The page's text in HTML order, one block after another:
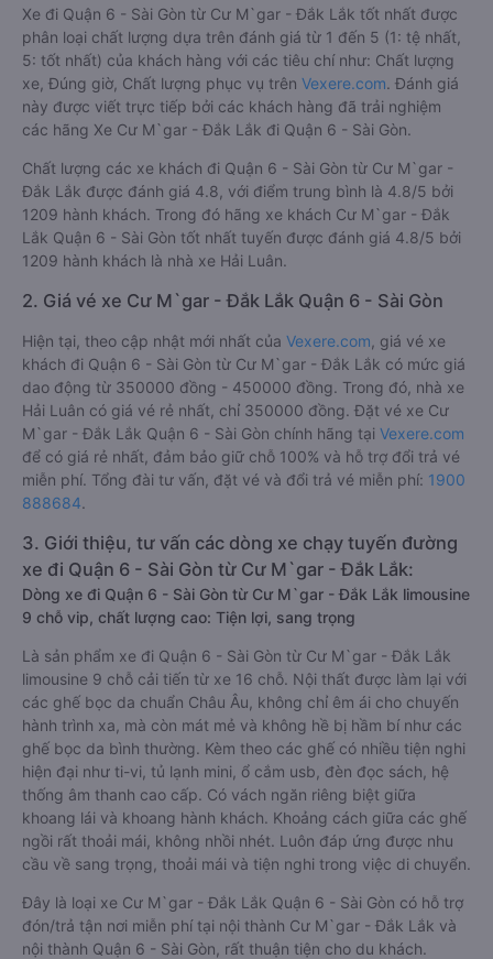
Xe đi Quận 6 - Sài Gòn từ Cư M`gar - Đắk Lắk tốt nhất được
phân loại chất lượng dựa trên đánh giá từ 1 đến 5 (1: tệ nhất,
5: tốt nhất) của khách hàng với các tiêu chí như: Chất lượng
xe, Đúng giờ, Chất lượng phục vụ trên Vexere.com. Đánh giá
này được viết trực tiếp bởi các khách hàng đã trải nghiệm
các hãng Xe Cư M`gar - Đắk Lắk đi Quận 6 - Sài Gòn.
Chất lượng các xe khách đi Quận 6 - Sài Gòn từ Cư M`gar -
Đắk Lắk được đánh giá 4.8, với điểm trung bình là 4.8/5 bởi
1209 hành khách. Trong đó hãng xe khách Cư M`gar - Đắk
Lắk Quận 6 - Sài Gòn tốt nhất tuyến được đánh giá 4.8/5 bởi
1209 hành khách là nhà xe Hải Luân.
2. Giá vé xe Cư M`gar - Đắk Lắk Quận 6 - Sài Gòn
Hiện tại, theo cập nhật mới nhất của Vexere.com , giá vé xe
khách đi Quận 6 - Sài Gòn từ Cư M`gar - Đắk Lắk có mức giá
dao động từ 350000 đồng - 450000 đồng. Trong đó, nhà xe
Hải Luân có giá vé rẻ nhất, chỉ 350000 đồng. Đặt vé xe Cư
M`gar - Đắk Lắk Quận 6 - Sài Gòn chính hãng tại Vexere.com
để có giá rẻ nhất, đảm bảo giữ chỗ 100% và hỗ trợ đổi trả vé
miễn phí. Tổng đài tư vấn, đặt vé và đổi trả vé miễn phí: 1900
888684.
3. Giới thiệu, tư vấn các dòng xe chạy tuyến đường
xe đi Quận 6 - Sài Gòn từ Cư M`gar - Đắk Lắk:
Dòng xe đi Quận 6 - Sài Gòn từ Cư M`gar - Đắk Lắk limousine
9 chỗ vip, chất lượng cao: Tiện lợi, sang trọng
Là sản phẩm xe đi Quận 6 - Sài Gòn từ Cư M`gar - Đắk Lắk
limousine 9 chỗ cải tiến từ xe 16 chỗ. Nội thất được làm lại với
các ghế bọc da chuẩn Châu Âu, không chỉ êm ái cho chuyến
hành trình xa, mà còn mát mẻ và không hề bị hầm bí như các
ghế bọc da bình thường. Kèm theo các ghế có nhiều tiện nghi
hiện đại như ti-vi, tủ lạnh mini, ổ cắm usb, đèn đọc sách, hệ
thống âm thanh cao cấp. Có vách ngăn riêng biệt giữa
khoang lái và khoang hành khách. Khoảng cách giữa các ghế
ngồi rất thoải mái, không nhồi nhét. Luôn đáp ứng được nhu
cầu về sang trọng, thoải mái và tiện nghi trong việc di chuyển.
Đây là loại xe Cư M`gar - Đắk Lắk Quận 6 - Sài Gòn có hỗ trợ
đón/trả tận nơi miễn phí tại nội thành Cư M`gar - Đắk Lắk và
nội thành Quận 6 - Sài Gòn, rất thuận tiện cho du khách.